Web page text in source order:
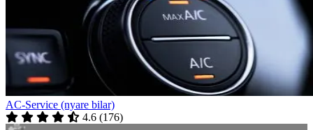
AC-Service (nyare bilar)
4.6 (176)